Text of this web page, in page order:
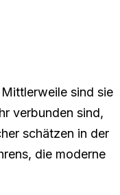
sind sie
verbunden sind,
schätzen in der
die moderne